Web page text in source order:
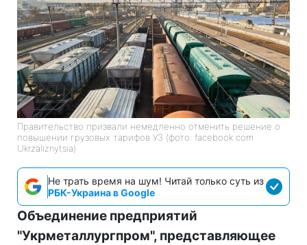
Правительство призвали немедленно отменить решение о
повышении грузовых тарифов УЗ (фото: facebook com
Ukrzaliznytsia)
Не трать время на шум! Читай только суть из
РБК-Украина в Google
Объединение предприятий
"Укрметаллургпром", представляющее